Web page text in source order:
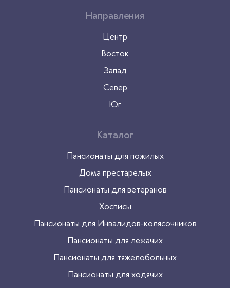
Направления
Центр
Восток
Запад
Север
Юг
Каталог
Пансионаты для пожилых
Дома престарелых
Пансионаты для ветеранов
Хосписы
Пансионаты для Инвалидов-колясочников
Пансионаты для лежачих
Пансионаты для тяжелобольных
Пансионаты для ходячих